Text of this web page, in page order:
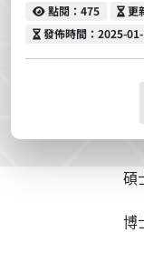
點閱
點閱：475 更
更
發佈時間
發佈時間：2025-
碩
博